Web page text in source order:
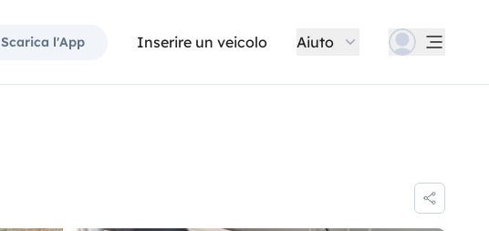
Scarica l'App Inserire un veicolo Aiuto